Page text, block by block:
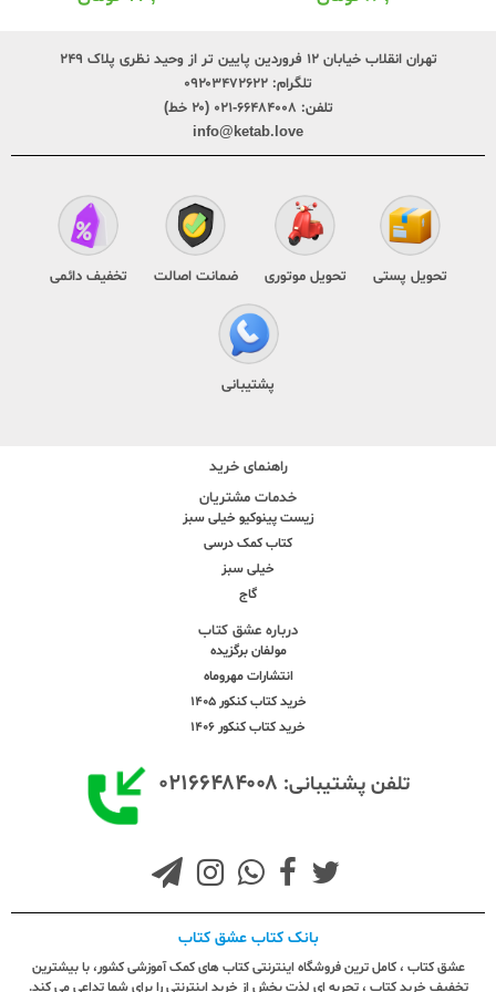
تهران انقلاب خیابان ۱۲ فروردین پایین تر از وحید نظری پلاک ۲۴۹
تلگرام: ۰۹۲۰۳۴۷۲۶۲۲
تلفن: ۶۶۴۸۴۰۰۸-۰۲۱ (۲۰ خط)
info@ketab.love
تحویل پستی تحویل موتوری ضمانت اصالت تخفیف دائمی
پشتیبانی
راهنمای خرید
خدمات مشتریان
زیست پینوکیو خیلی سبز
کتاب کمک درسی
خیلی سبز
گاج
درباره عشق کتاب
مولفان برگزیده
انتشارات مهروماه
خرید کتاب کنکور 1405
خرید کتاب کنکور 1406
تلفن پشتیبانی: ۰۲۱۶۶۴۸۴۰۰۸
بانک کتاب عشق کتاب
عشق کتاب ، کامل ترین فروشگاه اینترنتی کتاب های کمک آموزشی کشور، با بیشترین
تخفیف خرید کتاب ، تجربه ای لذت بخش از خرید اینترنتی را برای شما تداعی می کند.